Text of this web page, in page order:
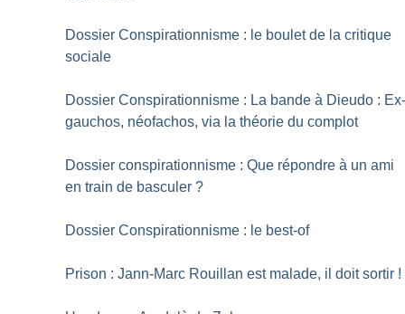
Dossier Conspirationnisme : le boulet de la critique
sociale
Dossier Conspirationnisme : La bande à Dieudo :
gauchos, néofachos, via la théorie du complot
Dossier conspirationnisme : Que répondre à un ami
en train de basculer ?
Dossier Conspirationnisme : le best-of
Prison : Jann-Marc Rouillan est malade, il doit sortir !